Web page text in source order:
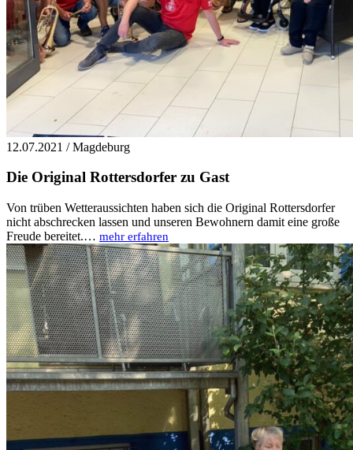
12.07.2021 / Magdeburg
Die Original Rottersdorfer zu Gast
Von trüben Wetteraussichten haben sich die Original Rottersdorfer
nicht abschrecken lassen und unseren Bewohnern damit eine große
Freude bereitet.… mehr erfahren